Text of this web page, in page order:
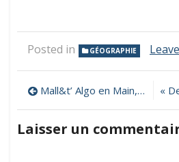
Posted in GÉOGRAPHIE
Navigation
de
l’article
Mall&t’ Algo en Main, un dispositif pédagogique inclusif pour apprendre l’algorithmique sur Scratch
Laisser un